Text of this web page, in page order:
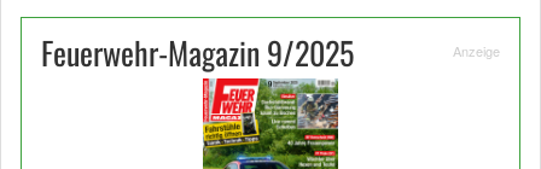
Feuerwehr-Magazin 9/2025 Anzeige